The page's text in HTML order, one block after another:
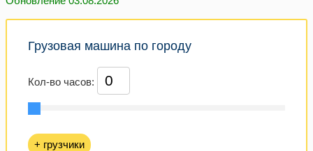
Грузовая машина по городу
Кол-во часов:
+ грузчики